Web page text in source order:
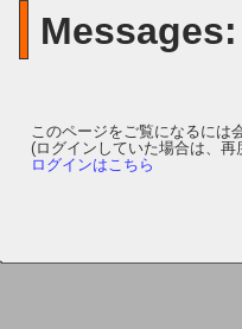
Messages:
このページをご覧になるには
(ログインしていた場合は、
ログインはこちら